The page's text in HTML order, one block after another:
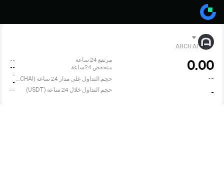
ARCH AI
0.00
--
-
مرتفع 24 ساعة
--
منخفض 24ساعة
--
-
-
حجم التداول خلال 24 ساعة (USDT)
--